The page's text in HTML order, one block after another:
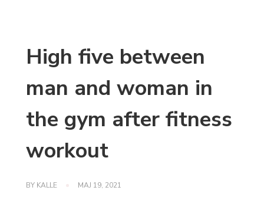
High five between
man and woman in
the gym after fitness
workout
BY KALLE MAJ 19, 2021